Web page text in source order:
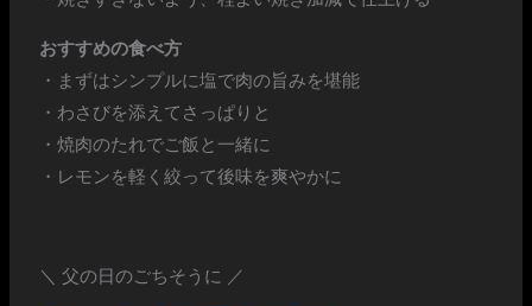
おすすめの食べ方
・まずはシンプルに塩で肉の旨みを堪能
・わさびを添えてさっぱりと
・焼肉のたれでご飯と一緒に
・レモンを軽く絞って後味を爽やかに
＼ 父の日のごちそうに ／